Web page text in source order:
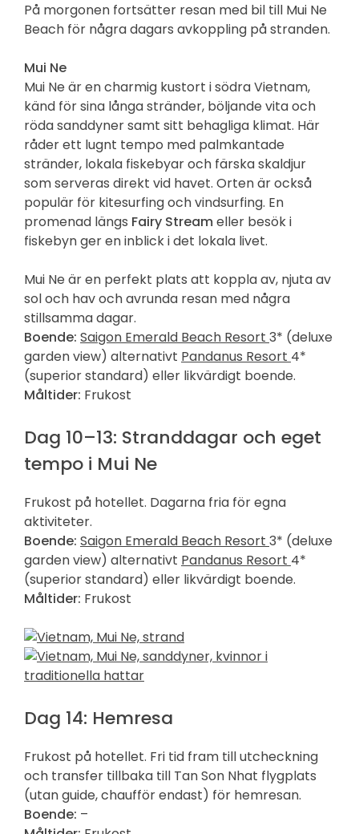
På morgonen fortsätter resan med bil till Mui Ne
Beach för några dagars avkoppling på stranden.
Mui Ne
Mui Ne är en charmig kustort i södra Vietnam,
känd för sina långa stränder, böljande vita och
röda sanddyner samt sitt behagliga klimat. Här
råder ett lugnt tempo med palmkantade
stränder, lokala fiskebyar och färska skaldjur
som serveras direkt vid havet. Orten är också
populär för kitesurfing och vindsurfing. En
promenad längs Fairy Streameller besök i
fiskebyn ger en inblick i det lokala livet.
Mui Ne är en perfekt plats att koppla av, njuta av
sol och hav och avrunda resan med några
stillsamma dagar.
Boende: Saigon Emerald Beach Resort 3* (deluxe
garden view) alternativt Pandanus Resort 4*
(superior standard) eller likvärdigt boende.
Måltider: Frukost
Dag 10–13: Stranddagar och eget
tempo i Mui Ne
Frukost på hotellet. Dagarna fria för egna
aktiviteter.
Boende: Saigon Emerald Beach Resort 3* (deluxe
garden view) alternativt Pandanus Resort 4*
(superior standard) eller likvärdigt boende.
Måltider: Frukost
Dag 14: Hemresa
Frukost på hotellet. Fri tid fram till utcheckning
och transfer tillbaka till Tan Son Nhat flygplats
(utan guide, chaufför endast) för hemresan.
Boende: –